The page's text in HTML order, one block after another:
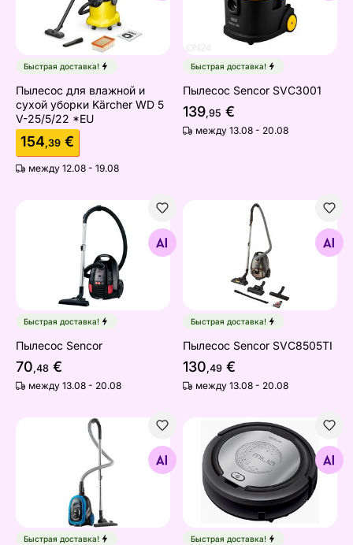
Быстрая доставка!
Пылесос для влажной и
сухой уборки Kärcher WD 5
V-25/5/22 *EU
154,39 €
между 12.08 - 19.08
Быстрая доставка!
Пылесос Sencor SVC3001
139,95 €
между 13.08 - 20.08
Пылесос Sencor
Найдите похожие
Быстрая доставка!
Пылесос Sencor
70,48 €
между 13.08 - 20.08
Пылесос Sencor
Найдите похожие
Быстрая доставка!
Пылесос Sencor SVC8505TI
130,49 €
между 13.08 - 20.08
Пылесос Sencor SVC1035TQ
Найдите похожие
Быстрая доставка!
Робот-пылесос Sencor со
Найдите похожие
Быстрая доставка!